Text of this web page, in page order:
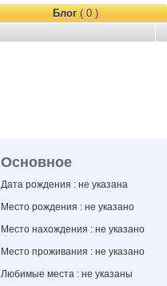
Блог( 0 )
Основное
Дата рождения : не указана
Место рождения : не указано
Место нахождения : не указано
Место проживания : не указано
Любимые места : не указаны